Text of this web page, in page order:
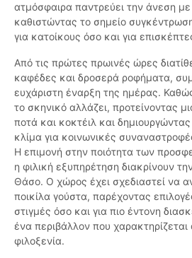
ατμόσφαιρα παντρεύει την άνεση
καθιστώντας το σημείο
για κατοίκους όσο και για
Από τις πρώτες πρωινές ώρες
καφέδες και δροσερά ροφήματα,
ευχάριστη έναρξη της ημέρας.
το σκηνικό αλλάζει, προτείνοντας
ποτά και κοκτέιλ και
κλίμα για κοινωνικές
Η επιμονή στην ποιότητα των
η φιλική εξυπηρέτηση διακρίνουν
Θάσο. Ο χώρος έχει σχεδιαστεί να
ποικίλα γούστα, παρέχοντας
στιγμές όσο και για πιο έντονη
ένα περιβάλλον που χαρακτηρίζεται
φιλοξενία.